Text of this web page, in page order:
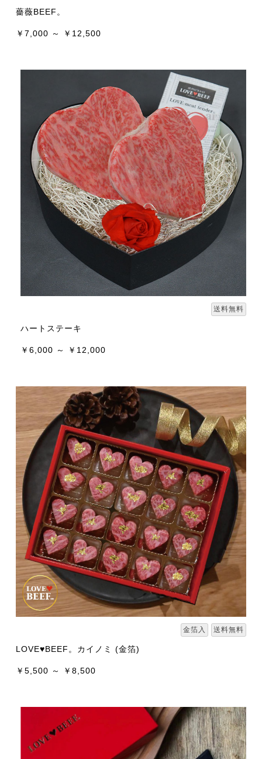
薔薇BEEF。
￥7,000 ～ ￥12,500
送料無料
ハートステーキ
￥6,000 ～ ￥12,000
金箔入 送料無料
LOVE♥BEEF。カイノミ (金箔)
￥5,500 ～ ￥8,500